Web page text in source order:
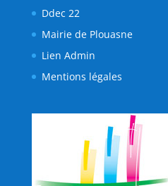
Ddec 22
Mairie de Plouasne
Lien Admin
Mentions légales